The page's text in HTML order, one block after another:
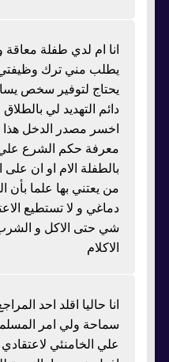
انا ام لدي طفلة
يطلب مني ترك وظيفتي
يحتاج لتوفير سخص
دائم التهديد لي
اخسر مصدر الدخل هذا
معرفة حكم الشرع علي
بالطفلة الام او ان
من يعتني بها علما
دماغي و لا تستطيع
شي حتى الاكل و الشرب
الاكلام
انا حاليا اقلد احد
سماحة ولي امر
علي الخامنئي لاعتقادي